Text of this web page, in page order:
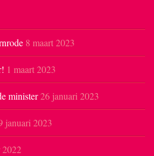
8 maart 2023
1 maart 2023
minister26 januari 2023
januari 2023
2022